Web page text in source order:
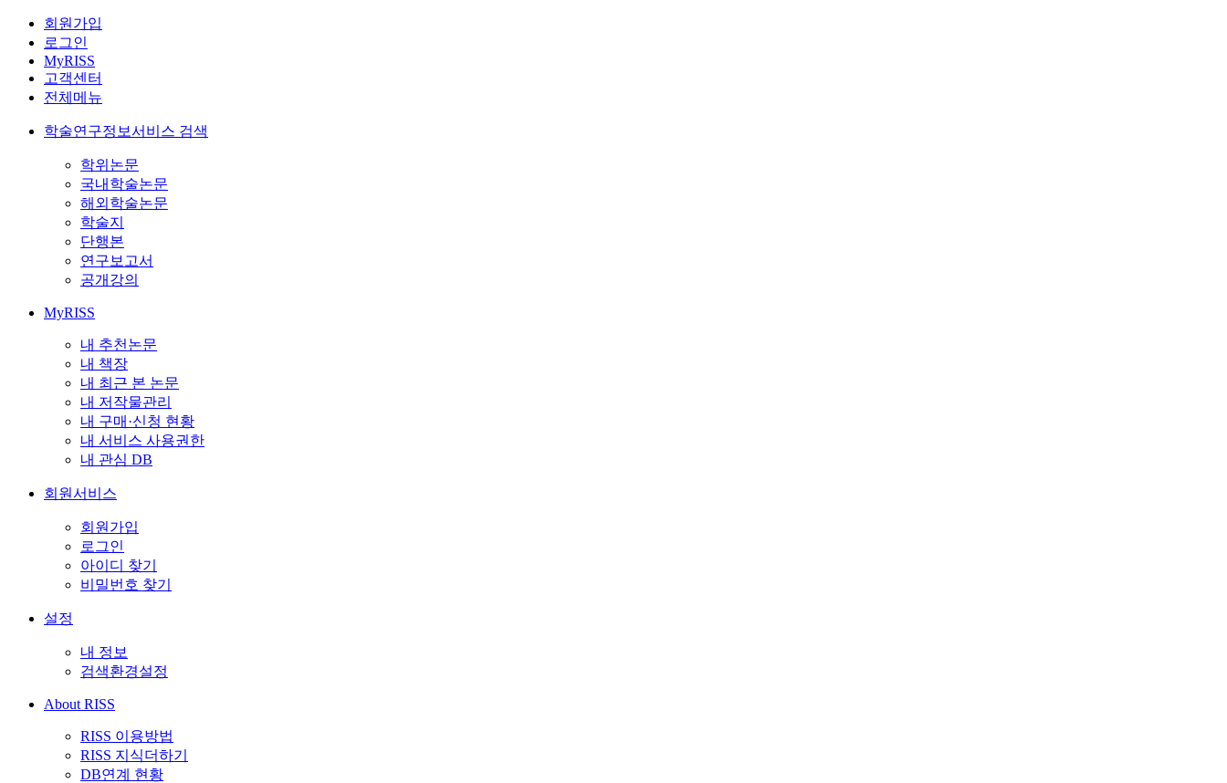
회원가입
로그인
MyRISS
고객센터
전체메뉴
학술연구정보서비스 검색
학위논문
국내학술논문
해외학술논문
학술지
단행본
연구보고서
공개강의
MyRISS
내 추천논문
내 책장
내 최근 본 논문
내 저작물관리
내 구매·신청 현황
내 서비스 사용권한
내 관심 DB
회원서비스
회원가입
로그인
아이디 찾기
비밀번호 찾기
설정
내 정보
검색환경설정
About RISS
RISS 이용방법
RISS 지식더하기
DB연계 현황